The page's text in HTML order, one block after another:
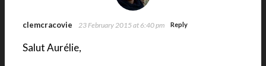
clemcracovie 23 February 2015 at 6:40 pm Reply
Salut Aurélie,